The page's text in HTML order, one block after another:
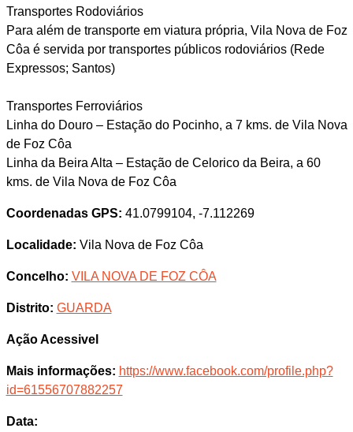
Transportes Rodoviários
Para além de transporte em viatura própria, Vila Nova de Foz
Côa é servida por transportes públicos rodoviários (Rede
Expressos; Santos)
Transportes Ferroviários
Linha do Douro – Estação do Pocinho, a 7 kms. de Vila Nova
de Foz Côa
Linha da Beira Alta – Estação de Celorico da Beira, a 60
kms. de Vila Nova de Foz Côa
Coordenadas GPS: 41.0799104, -7.112269
Localidade: Vila Nova de Foz Côa
Concelho: VILA NOVA DE FOZ CÔA
Distrito: GUARDA
Ação Acessivel
Mais informações: https://www.facebook.com/profile.php?
id=61556707882257
Data: